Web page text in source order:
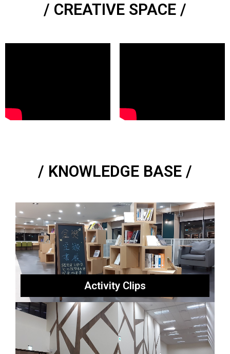
/ CREATIVE SPACE /
/ KNOWLEDGE BASE /
Activity Clips